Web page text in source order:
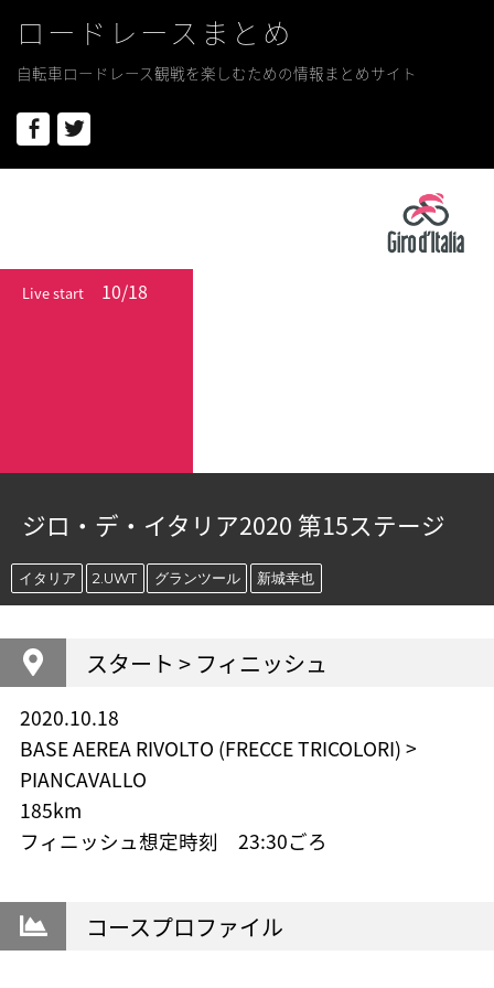
ロードレースまとめ
自転車ロードレース観戦を楽しむための情報まとめサイト
Facebook
Live start 10/18
ジロ・デ・イタリア2020 第15ステージ
イタリア 2.UWT グランツール 新城幸也
スタート > フィニッシュ
2020.10.18
BASE AEREA RIVOLTO (FRECCE TRICOLORI) >
PIANCAVALLO
185km
フィニッシュ想定時刻 23:30ごろ
コースプロファイル